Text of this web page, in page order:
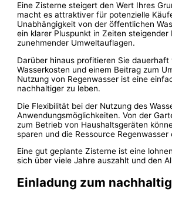
Eine Zisterne steigert den Wert Ihres
macht es attraktiver für potenzielle
Unabhängigkeit von der öffentlichen
ein klarer Pluspunkt in Zeiten steigender
zunehmender Umweltauflagen.
Darüber hinaus profitieren Sie dauerhaft
Wasserkosten und einem Beitrag zum
Nutzung von Regenwasser ist eine
nachhaltiger zu leben.
Die Flexibilität bei der Nutzung des
Anwendungsmöglichkeiten. Von der
zum Betrieb von Haushaltsgeräten
sparen und die Ressource Regenwasser
Eine gut geplante Zisterne ist eine
sich über viele Jahre auszahlt und den
Einladung zum